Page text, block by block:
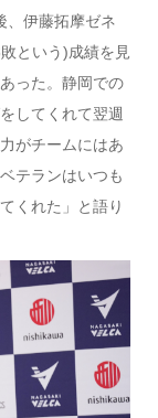
、伊藤拓摩ゼネ
という)成績を見
った。静岡での
してくれて翌週
がチームにはあ
テランはいつも
くれた」と語り